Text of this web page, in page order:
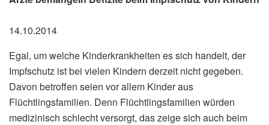
14.10.2014
Egal, um welche Kinderkrankheiten es sich handelt, der
Impfschutz ist bei vielen Kindern derzeit nicht gegeben.
Davon betroffen seien vor allem Kinder aus
Flüchtlingsfamilien. Denn Flüchtlingsfamilien würden
medizinisch schlecht versorgt, das zeige sich auch beim